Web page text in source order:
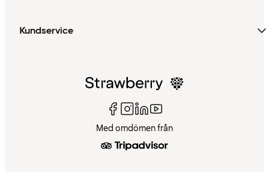
Kundservice
Med omdömen från